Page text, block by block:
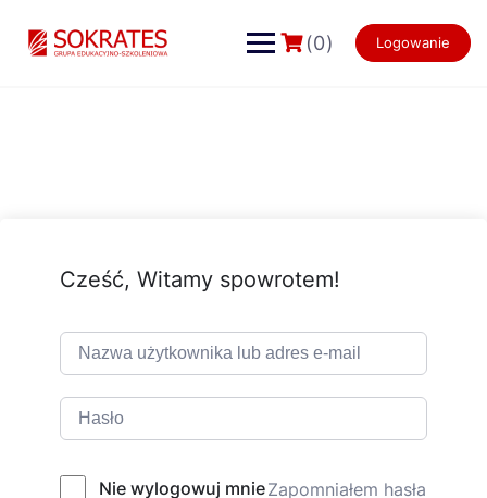
content
(0) Logowanie
Cześć, Witamy spowrotem!
Nie wylogowuj mnieZapomniałem hasła